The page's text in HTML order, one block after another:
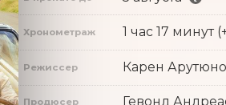
Хронометраж 1 час 17 минут
Режиссер Карен
Продюсер Гевонд